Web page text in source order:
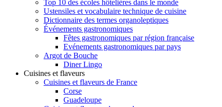
Top 10 des écoles hôtelières dans le monde
Ustensiles et vocabulaire technique de cuisine
Dictionnaire des termes organoleptiques
Événements gastronomiques
Fêtes gastronomiques par région française
Evénements gastronomiques par pays
Argot de Bouche
Diner Lingo
Cuisines et flaveurs
Cuisines et flaveurs de France
Corse
Guadeloupe